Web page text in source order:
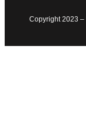
Copyright 2023